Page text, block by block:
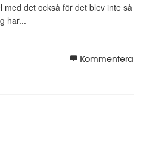
det också för det blev inte så
har...
Kommentera